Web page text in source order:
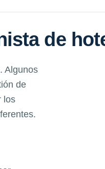
de
Algunos
de
los